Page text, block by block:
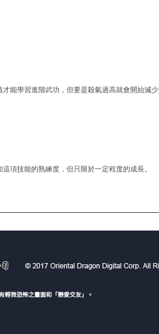
能學習進階武功，但要是殺氣過高就會開始減少
項技能的熟練度，但只限於一定程度的成長。